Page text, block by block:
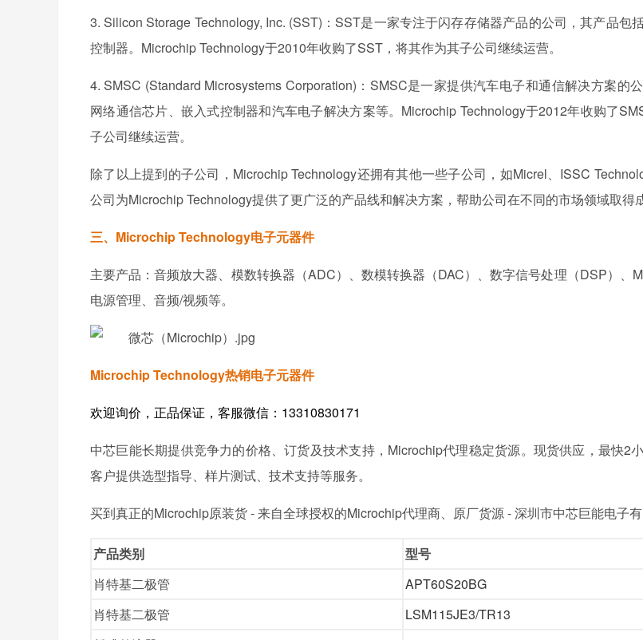
3. Silicon Storage Technology, Inc. (SST)：SST是一家专注于闪存存储器产品的公司，其产品包
控制器。Microchip Technology于2010年收购了SST，将其作为其子公司继续运营。
4. SMSC (Standard Microsystems Corporation)：SMSC是一家提供汽车电子和通信解决方案的
网络通信芯片、嵌入式控制器和汽车电子解决方案等。Microchip Technology于2012年收购了
子公司继续运营。
除了以上提到的子公司，Microchip Technology还拥有其他一些子公司，如Micrel、ISSC
公司为Microchip Technology提供了更广泛的产品线和解决方案，帮助公司在不同的市场领域取得成
三、Microchip Technology电子元器件
主要产品：音频放大器、模数转换器（ADC）、数模转换器（DAC）、数字信号处理 （DSP）、
电源管理、音频/视频等。
Microchip Technology热销电子元器件
欢迎询价，正品保证，客服微信：13310830171
中芯巨能长期提供竞争力的价格、订货及技术支持， Microchip代理稳定货源。现货供应，最快2
客户提供选型指导、样片测试、技术支持等服务。
买到真正的Microchip原装货 - 来自全球授权的Microchip代理商、原厂货源 - 深圳市中芯巨能电子有
产品类别
型号
肖特基二极管
APT60S20BG
肖特基二极管
LSM115JE3/TR13